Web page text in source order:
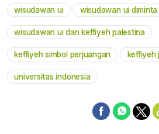
wisudawan ui wisudawan ui
wisudawan ui dan keffiyeh palestina
keffiyeh simbol perjuangan keffiyeh
universitas indonesia